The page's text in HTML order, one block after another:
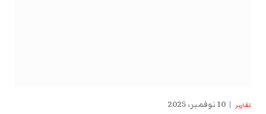
تقارير 10 نوفمبر، 2025